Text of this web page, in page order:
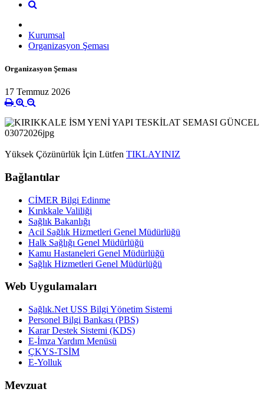
Kurumsal
Organizasyon Şeması
Organizasyon Şeması
17 Temmuz 2026
Yüksek Çözünürlük İçin Lütfen TIKLAYINIZ
Bağlantılar
CİMER Bilgi Edinme
Kırıkkale Valiliği
Sağlık Bakanlığı
Acil Sağlık Hizmetleri Genel Müdürlüğü
Halk Sağlığı Genel Müdürlüğü
Kamu Hastaneleri Genel Müdürlüğü
Sağlık Hizmetleri Genel Müdürlüğü
Web Uygulamaları
Sağlık.Net USS Bilgi Yönetim Sistemi
Personel Bilgi Bankası (PBS)
Karar Destek Sistemi (KDS)
E-İmza Yardım Menüsü
ÇKYS-TSİM
E-Yolluk
Mevzuat